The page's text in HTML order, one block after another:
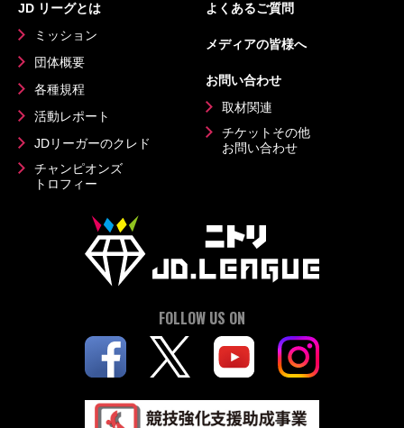
JD リーグとは
ミッション
団体概要
各種規程
活動レポート
JDリーガーのクレド
チャンピオンズ
トロフィー
よくあるご質問
メディアの皆様へ
お問い合わせ
取材関連
チケットその他
お問い合わせ
FOLLOW US ON